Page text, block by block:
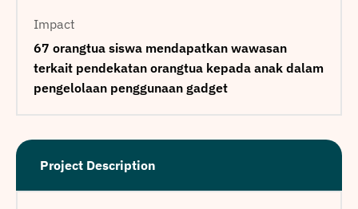
Impact
67 orangtua siswa mendapatkan wawasan
terkait pendekatan orangtua kepada anak dalam
pengelolaan penggunaan gadget
Project Description